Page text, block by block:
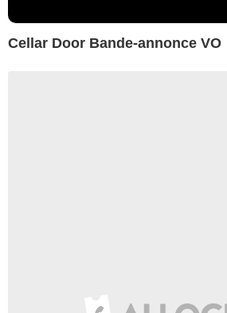
Cellar Door Bande-annonce VO